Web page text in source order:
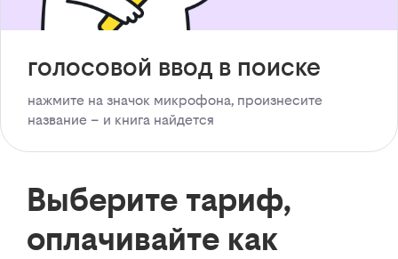
голосовой ввод в поиске
нажмите на значок микрофона, произнесите
название – и книга найдется
Выберите тариф,
оплачивайте как